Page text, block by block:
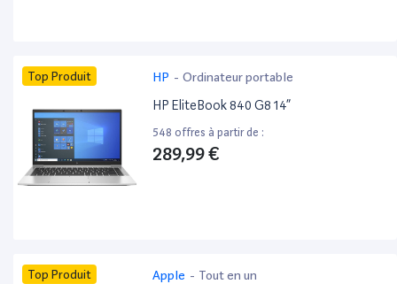
Top Produit HP - Ordinateur portable
HP EliteBook 840 G8 14”
548 offres à partir de :
289,99 €
Top Produit Apple - Tout en un